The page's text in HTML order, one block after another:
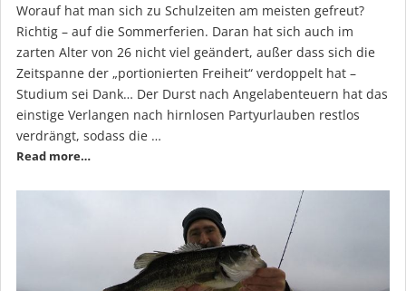
Worauf hat man sich zu Schulzeiten am meisten gefreut?
Richtig – auf die Sommerferien. Daran hat sich auch im
zarten Alter von 26 nicht viel geändert, außer dass sich die
Zeitspanne der „portionierten Freiheit“ verdoppelt hat –
Studium sei Dank… Der Durst nach Angelabenteuern hat das
einstige Verlangen nach hirnlosen Partyurlauben restlos
verdrängt, sodass die …
Read more…